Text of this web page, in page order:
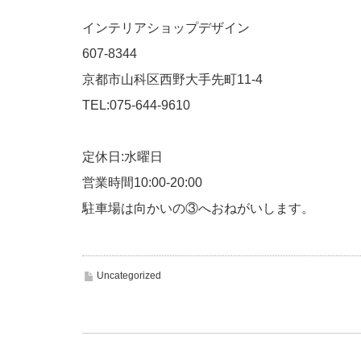
インテリアショップデザイン
607-8344
京都市山科区西野大手先町11-4
TEL:075-644-9610
定休日:水曜日
営業時間10:00-20:00
駐車場は向かいの③へおねがいします。
Uncategorized